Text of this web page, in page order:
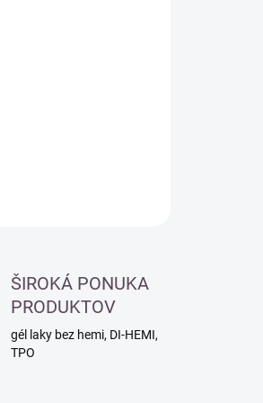
ŠIROKÁ PONUKA
PRODUKTOV
gél laky bez hemi, DI-HEMI,
TPO